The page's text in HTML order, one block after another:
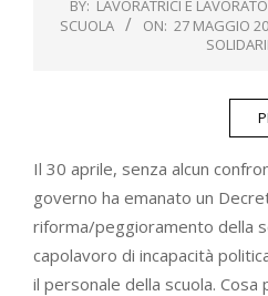
BY: LAVORATRICI E
SCUOLA
ON: 27 MAGGIO
Il 30 aprile, senza alcun
governo ha emanato un
riforma/peggioramento della
capolavoro di incapacità
il personale della scuola.